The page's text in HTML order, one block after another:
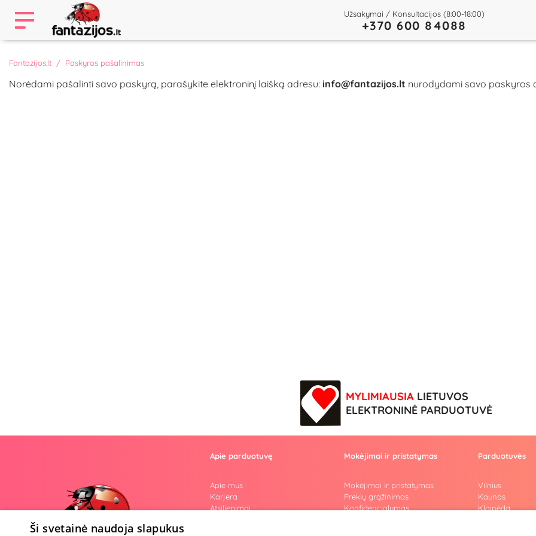
Užsakymai / Konsultacijos (8:00-18:00)
+370 600 84088
Fantazijos.lt Paskyros pašalinimas
Norėdami pašalinti savo paskyrą, parašykite elektroninį laišką adresu: info@fantazijos.lt nurodydami savo paskyros
MYLIMIAUSIA LIETUVOS
ELEKTRONINĖ PARDUOTUVĖ
Apie parduotuvę
Apie mus
Karjera
Atsiliepimai
Mokėjimai ir pristatymas
Mokėjimai ir pristatymas
Prekių grąžinimas
Konfidencialumas
Parduotuvės
Vilnius
Kaunas
Klaipėda
Ši svetainė naudoja slapukus